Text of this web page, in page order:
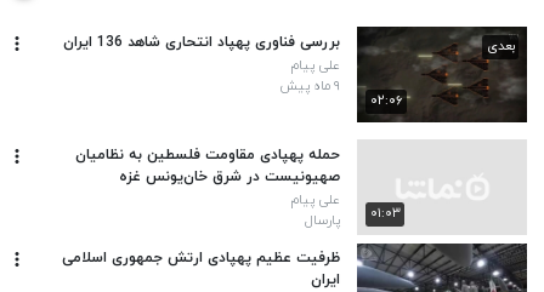
۰۲:۰۶
بعدی بررسی فناوری پهپاد انتحاری شاهد 136 ایران
علی پیام
۹ ماه پیش
۰۱:۰۳
حمله پهپادی مقاومت فلسطین به نظامیان
صهیونیست در شرق خان‌یونس غزه
علی پیام
پارسال
ظرفیت عظیم پهپادی ارتش جمهوری اسلامی
ایران